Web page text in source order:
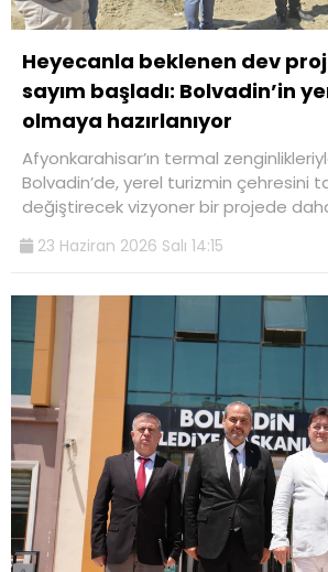
Heyecanla beklenen dev
sayım başladı: Bolvadin’in
olmaya hazırlanıyor
Afyonkarahisar’ın termal
Bolvadin’de, yerel turizmin çehresini
değiştirecek vizyoner bir projede
23 Haziran 2026 Salı 14:15